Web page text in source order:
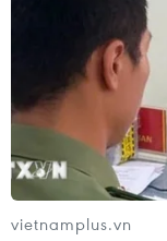
TIN LIÊN
vietnamplus.vn